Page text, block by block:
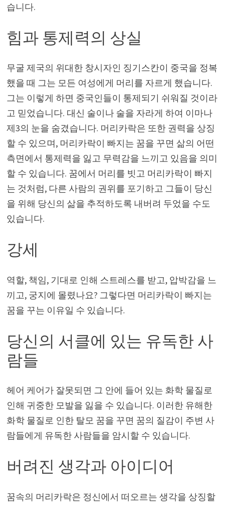
습니다.
힘과 통제력의 상실
무굴 제국의 위대한 창시자인 징기스칸이 중국을 정복
했을 때 그는 모든 여성에게 머리를 자르게 했습니다.
그는 이렇게 하면 중국인들이 통제되기 쉬워질 것이라
고 믿었습니다. 대신 술이나 술을 자라게 하여 이마나
제3의 눈을 숨겼습니다. 머리카락은 또한 권력을 상징
할 수 있으며, 머리카락이 빠지는 꿈을 꾸면 삶의 어떤
측면에서 통제력을 잃고 무력감을 느끼고 있음을 의미
할 수 있습니다. 꿈에서 머리를 빗고 머리카락이 빠지
는 것처럼, 다른 사람의 권위를 포기하고 그들이 당신
을 위해 당신의 삶을 추적하도록 내버려 두었을 수도
있습니다.
강세
역할, 책임, 기대로 인해 스트레스를 받고, 압박감을 느
끼고, 궁지에 몰렸나요? 그렇다면 머리카락이 빠지는
꿈을 꾸는 이유일 수 있습니다.
당신의 서클에 있는 유독한 사
람들
헤어 케어가 잘못되면 그 안에 들어 있는 화학 물질로
인해 귀중한 모발을 잃을 수 있습니다. 이러한 유해한
화학 물질로 인한 탈모 꿈을 꾸면 꿈의 질감이 주변 사
람들에게 유독한 사람들을 암시할 수 있습니다.
버려진 생각과 아이디어
꿈속의 머리카락은 정신에서 떠오르는 생각을 상징할